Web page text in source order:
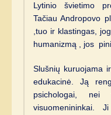
Lytinio švietimo
Tačiau Andropovo
,tuo ir klastingas,
humanizmą , jos
Slušnių kuruojama
edukacinė. Ją
psichologai,
visuomenininkai.